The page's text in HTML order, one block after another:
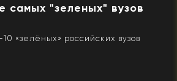
самых "зеленых" вузов
«зелёных» российских вузов